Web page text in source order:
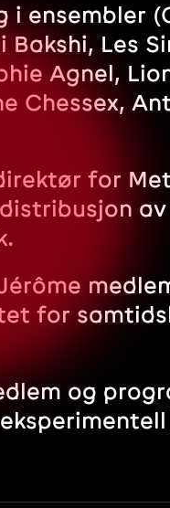
ensembler
Bakshi, Les
Agnel,
Chessex,
for
for
og